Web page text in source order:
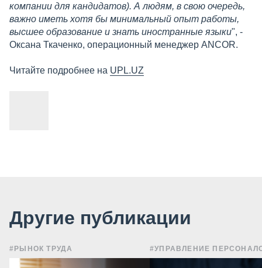
компании для кандидатов). А людям, в свою очередь,
важно иметь хотя бы минимальный опыт работы,
высшее образование и знать иностранные языки", -
Оксана Ткаченко, операционный менеджер ANCOR.
Читайте подробнее на UPL.UZ
Другие публикации
#РЫНОК ТРУДА #УПРАВЛЕНИЕ